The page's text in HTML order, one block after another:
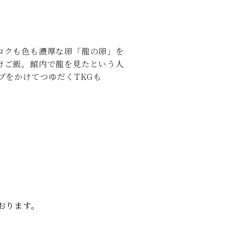
も色も濃厚な卵「龍の卵」を
飯。館内で龍を見たという人
をかけてつゆだくTKGも
ます。